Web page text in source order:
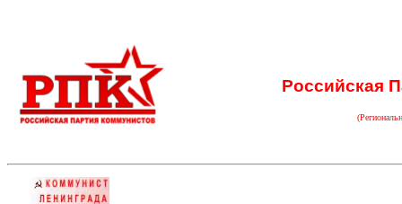
Российская